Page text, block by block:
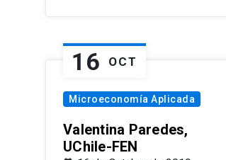
16 OCT
Microeconomía Aplicada
Valentina Paredes,
UChile-FEN